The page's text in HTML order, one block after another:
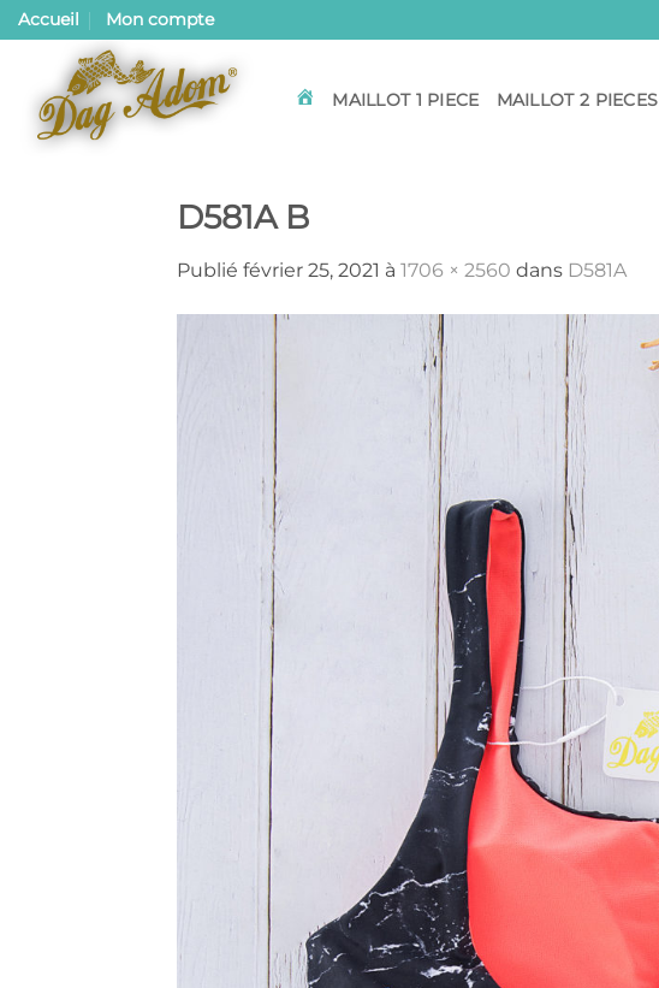
Passer
au
contenu
Accueil Mon compte
ACCUEIL
MAILLOT 1 PIECE MAILLOT 2 PIECES
D581A B
Publié février 25, 2021 à 1706 × 2560 dans D581A